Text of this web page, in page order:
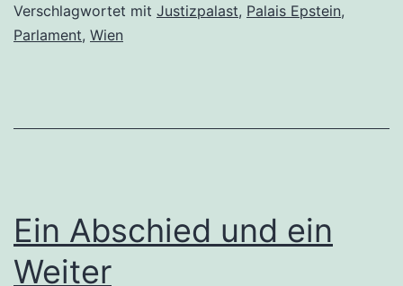
oder
Nachthemd
Verschlagwortet mit Justizpalast, Palais Epstein,
Parlament, Wien
Ein Abschied und ein
Weiter